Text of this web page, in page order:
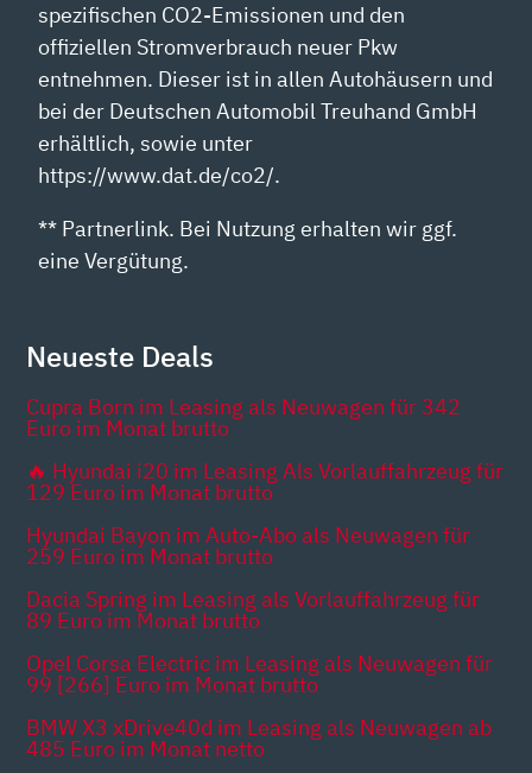
spezifischen CO2-Emissionen und den
offiziellen Stromverbrauch neuer Pkw
entnehmen. Dieser ist in allen Autohäusern und
bei der Deutschen Automobil Treuhand GmbH
erhältlich, sowie unter
https://www.dat.de/co2/.
** Partnerlink. Bei Nutzung erhalten wir ggf.
eine Vergütung.
Neueste Deals
Cupra Born im Leasing als Neuwagen für 342
Euro im Monat brutto
🔥 Hyundai i20 im Leasing Als Vorlauffahrzeug für
129 Euro im Monat brutto
Hyundai Bayon im Auto-Abo als Neuwagen für
259 Euro im Monat brutto
Dacia Spring im Leasing als Vorlauffahrzeug für
89 Euro im Monat brutto
Opel Corsa Electric im Leasing als Neuwagen für
99 [266] Euro im Monat brutto
BMW X3 xDrive40d im Leasing als Neuwagen ab
485 Euro im Monat netto